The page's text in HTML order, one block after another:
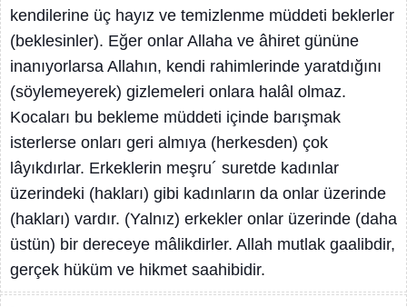
kendilerine üç hayız ve temizlenme müddeti beklerler
(beklesinler). Eğer onlar Allaha ve âhiret gününe
inanıyorlarsa Allahın, kendi rahimlerinde yaratdığını
(söylemeyerek) gizlemeleri onlara halâl olmaz.
Kocaları bu bekleme müddeti içinde barışmak
isterlerse onları geri almıya (herkesden) çok
lâyıkdırlar. Erkeklerin meşru´ suretde kadınlar
üzerindeki (hakları) gibi kadınların da onlar üzerinde
(hakları) vardır. (Yalnız) erkekler onlar üzerinde (daha
üstün) bir dereceye mâlikdirler. Allah mutlak gaalibdir,
gerçek hüküm ve hikmet saahibidir.